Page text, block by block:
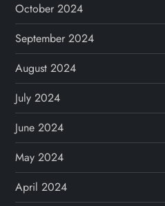
October 2024
September 2024
August 2024
July 2024
June 2024
May 2024
April 2024